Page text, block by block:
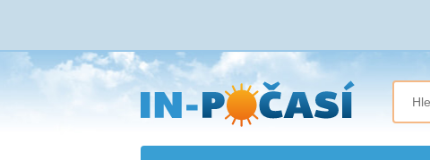
Přejít
na
hlavní
obsah